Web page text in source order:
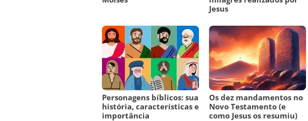
Jesus
Personagens bíblicos: sua
história, características e
importância
Os dez mandamentos no
Novo Testamento (e
como Jesus os resumiu)